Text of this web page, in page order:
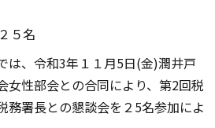
５名
は、令和3年１１月5日(金)潤井戸
女性部会との合同により、第2回税
務署長との懇談会を２5名参加によ